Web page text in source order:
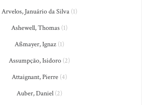
Arvelos, Januário da Silva (1)
Ashewell, Thomas (1)
Aßmayer, Ignaz (1)
Assumpção, Isidoro (2)
Attaignant, Pierre (4)
Auber, Daniel (2)